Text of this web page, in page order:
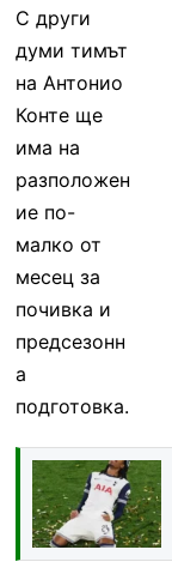
С други
думи тимът
на Антонио
Конте ще
има на
разположен
ие по-
малко от
месец за
почивка и
предсезонн
а
подготовка.